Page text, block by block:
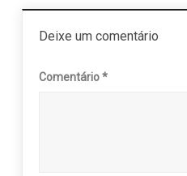
Deixe um comentário
Comentário*